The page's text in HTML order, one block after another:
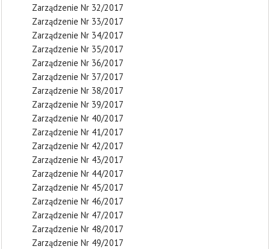
Zarządzenie Nr 32/2017
Zarządzenie Nr 33/2017
Zarządzenie Nr 34/2017
Zarządzenie Nr 35/2017
Zarządzenie Nr 36/2017
Zarządzenie Nr 37/2017
Zarządzenie Nr 38/2017
Zarządzenie Nr 39/2017
Zarządzenie Nr 40/2017
Zarządzenie Nr 41/2017
Zarządzenie Nr 42/2017
Zarządzenie Nr 43/2017
Zarządzenie Nr 44/2017
Zarządzenie Nr 45/2017
Zarządzenie Nr 46/2017
Zarządzenie Nr 47/2017
Zarządzenie Nr 48/2017
Zarządzenie Nr 49/2017